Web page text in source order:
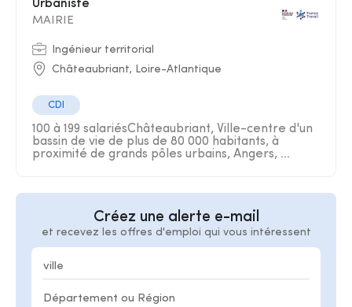
Urbaniste
MAIRIE
Ingénieur territorial
Châteaubriant, Loire-Atlantique
CDI
100 à 199 salariésChâteaubriant, Ville-centre d'un
bassin de vie de plus de 80 000 habitants, à
proximité de grands pôles urbains, Angers, ...
Créez une alerte e-mail
et recevez les offres d'emploi qui vous intéressent